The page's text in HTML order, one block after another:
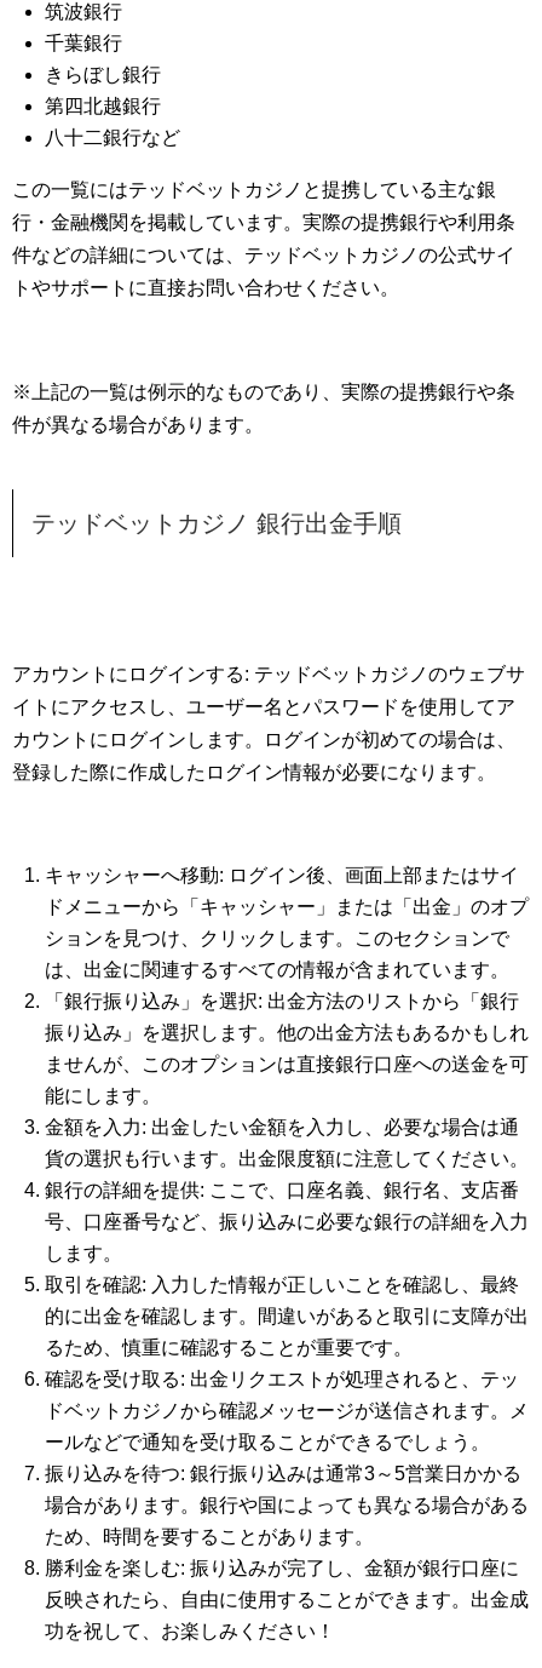
筑波銀行
千葉銀行
きらぼし銀行
第四北越銀行
八十二銀行など
この一覧にはテッドベットカジノと提携している主な銀
行・金融機関を掲載しています。実際の提携銀行や利用条
件などの詳細については、テッドベットカジノの公式サイ
トやサポートに直接お問い合わせください。
※上記の一覧は例示的なものであり、実際の提携銀行や条
件が異なる場合があります。
テッドベットカジノ 銀行出金手順
アカウントにログインする: テッドベットカジノのウェブサ
イトにアクセスし、ユーザー名とパスワードを使用してア
カウントにログインします。ログインが初めての場合は、
登録した際に作成したログイン情報が必要になります。
キャッシャーへ移動: ログイン後、画面上部またはサイ
ドメニューから「キャッシャー」または「出金」のオプ
ションを見つけ、クリックします。このセクションで
は、出金に関連するすべての情報が含まれています。
「銀行振り込み」を選択: 出金方法のリストから「銀行
振り込み」を選択します。他の出金方法もあるかもしれ
ませんが、このオプションは直接銀行口座への送金を可
能にします。
金額を入力: 出金したい金額を入力し、必要な場合は通
貨の選択も行います。出金限度額に注意してください。
銀行の詳細を提供: ここで、口座名義、銀行名、支店番
号、口座番号など、振り込みに必要な銀行の詳細を入力
します。
取引を確認: 入力した情報が正しいことを確認し、最終
的に出金を確認します。間違いがあると取引に支障が出
るため、慎重に確認することが重要です。
確認を受け取る: 出金リクエストが処理されると、テッ
ドベットカジノから確認メッセージが送信されます。メ
ールなどで通知を受け取ることができるでしょう。
振り込みを待つ: 銀行振り込みは通常3～5営業日かかる
場合があります。銀行や国によっても異なる場合がある
ため、時間を要することがあります。
勝利金を楽しむ: 振り込みが完了し、金額が銀行口座に
反映されたら、自由に使用することができます。出金成
功を祝して、お楽しみください！